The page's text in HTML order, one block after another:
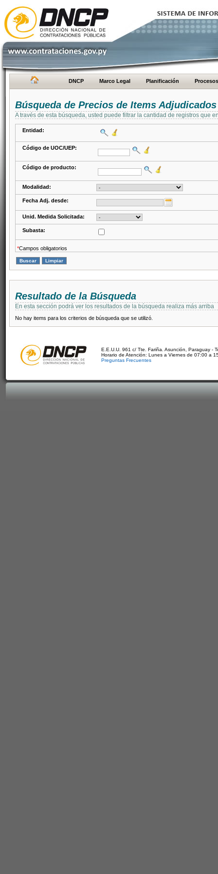
DNCP Marco Legal Planificación Procesos
Búsqueda de Precios de Items Adjudicados
A través de esta búsqueda, usted puede filtrar la cantidad de registros que
Entidad:
Código de UOC/UEP:
Código de producto:
Modalidad:
Fecha Adj. desde:
Unid. Medida Solicitada:
Subasta:
*Campos obligatorios
Resultado de la Búsqueda
En esta sección podrá ver los resultados de la búsqueda realiza más arriba
No hay items para los criterios de búsqueda que se utilizó.
E.E.U.U. 961 c/ Tte. Fariña. Asunción, Paraguay -
Horario de Atención: Lunes a Viernes de 07:00 a
Preguntas Frecuentes